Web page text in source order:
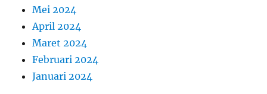
Mei 2024
April 2024
Maret 2024
Februari 2024
Januari 2024